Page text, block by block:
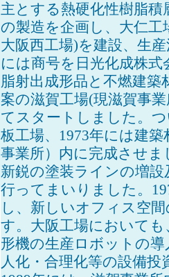
主とする熱硬化性樹脂
の製造を企画し、大仁工
大阪西工場)を建設、生
には商号を日光化成株
脂射出成形品と不燃建築
案の滋賀工場(現滋賀事
てスタートしました。
板工場、1973年には建
事業所）内に完成させ
新鋭の塗装ラインの増
行ってまいりました。
し、新しいオフィス空
す。大阪工場においても
形機の生産ロボットの
人化・合理化等の設備